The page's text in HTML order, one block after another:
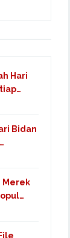
Hari
Bidan
Merek